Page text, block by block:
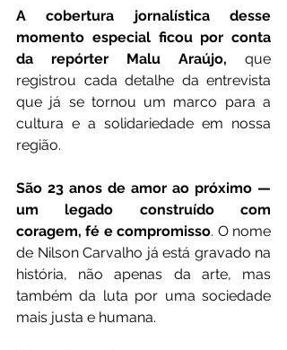
A cobertura jornalística desse
momento especial ficou por conta
da repórter Malu Araújo, que
registrou cada detalhe da entrevista
que já se tornou um marco para a
cultura e a solidariedade em nossa
região.
São 23 anos de amor ao próximo —
um legado construído com
coragem, fé e compromisso. O nome
de Nilson Carvalho já está gravado na
história, não apenas da arte, mas
também da luta por uma sociedade
mais justa e humana.